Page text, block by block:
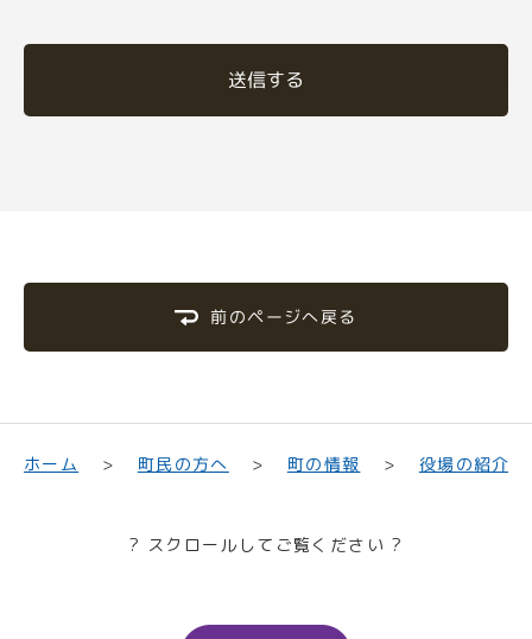
送信する
前のページへ戻る
ホーム 町民の方へ 町の情報 役場の紹介
? スクロールしてご覧ください ?